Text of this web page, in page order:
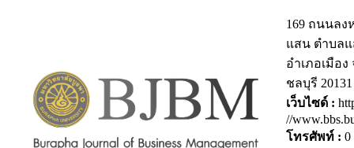
169 ถนนลง
แสน ตำบล
อำเภอเมือง
ชลบุรี 20131
เว็บไซด์ :
//
โทรศัพท์ : 0